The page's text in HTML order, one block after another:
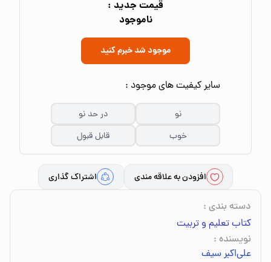
قیمت جدید :
ناموجود
موجود شد خبرم کنید
سایر کیفیت های موجود :
نو
در حد نو
خوب
قابل قبول
افزودن به علاقه مندی اشتراک گذاری
دسته بندی :
کتاب تعلیم و تربیت
نویسنده :
علی‌اکبر سیف